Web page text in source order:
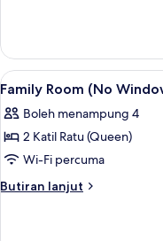
Room
Lihat
semua
foto
untuk
Family
Room
4
Family Room (No
Boleh menampung 4
2 Katil Ratu (Queen)
Wi-Fi percuma
Butiran lanjut
Butiran